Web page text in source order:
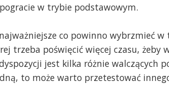
w trybie podstawowym.
co powinno wybrzmieć
trzeba poświęcić więcej czasu, żeby
jest kilka różnie walczących
to może warto przetestować